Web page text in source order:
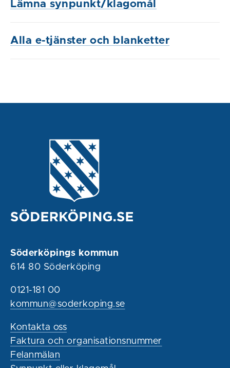
Lämna synpunkt/klagomål
Alla e-tjänster och blanketter
Söderköpings kommun
614 80 Söderköping
0121-181 00
kommun@soderkoping.se
Kontakta oss
Faktura och organisationsnummer
Felanmälan